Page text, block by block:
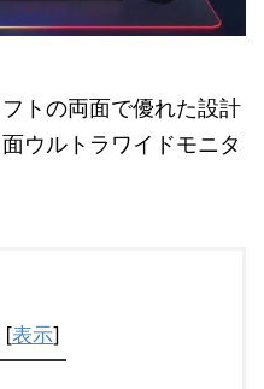
トの両面で優れた設計
ウルトラワイドモニタ
[表示]